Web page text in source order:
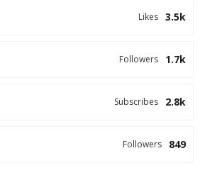
3.5k
Likes
1.7k
Followers
2.8k
Subscribes
849
Followers